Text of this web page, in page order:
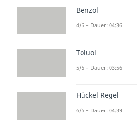
Sekundäres
Sekundäre Amine
Benzol
4/6 – Dauer: 04:36
Toluol
5/6 – Dauer: 03:56
Hückel Regel
6/6 – Dauer: 04:39